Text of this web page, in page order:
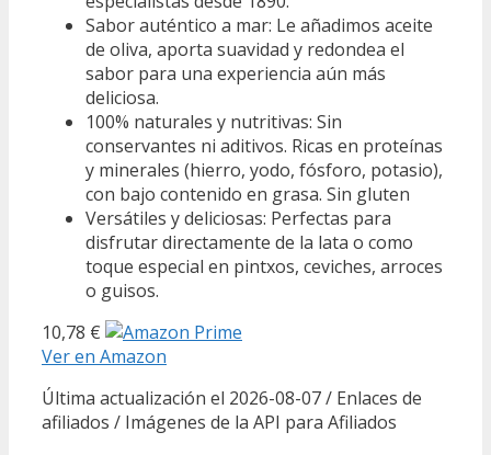
Sabor auténtico a mar: Le añadimos aceite
de oliva, aporta suavidad y redondea el
sabor para una experiencia aún más
deliciosa.
100% naturales y nutritivas: Sin
conservantes ni aditivos. Ricas en proteínas
y minerales (hierro, yodo, fósforo, potasio),
con bajo contenido en grasa. Sin gluten
Versátiles y deliciosas: Perfectas para
disfrutar directamente de la lata o como
toque especial en pintxos, ceviches, arroces
o guisos.
10,78 €
Ver en Amazon
Última actualización el 2026-08-07 / Enlaces de
afiliados / Imágenes de la API para Afiliados